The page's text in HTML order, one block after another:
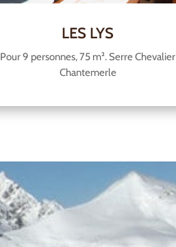
LES LYS
Pour 9 personnes, 75 m². Serre Chevalier
Chantemerle